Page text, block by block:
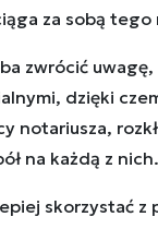
za sobą
zwrócić
dzięki
notariusza,
na każdą z nich.
skorzystać